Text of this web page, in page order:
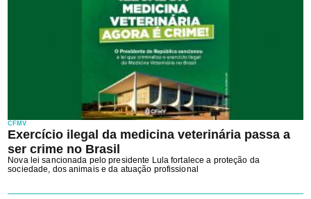
CFMV
Exercício ilegal da medicina veterinária passa a
ser crime no Brasil
Nova lei sancionada pelo presidente Lula fortalece a proteção da
sociedade, dos animais e da atuação profissional